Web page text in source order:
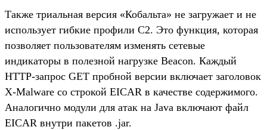
Также триальная версия «Кобальта» не загружает и не
использует гибкие профили C2. Это функция, которая
позволяет пользователям изменять сетевые
индикаторы в полезной нагрузке Beacon. Каждый
HTTP-запрос GET пробной версии включает заголовок
X-Malware со строкой EICAR в качестве содержимого.
Аналогично модули для атак на Java включают файл
EICAR внутри пакетов .jar.